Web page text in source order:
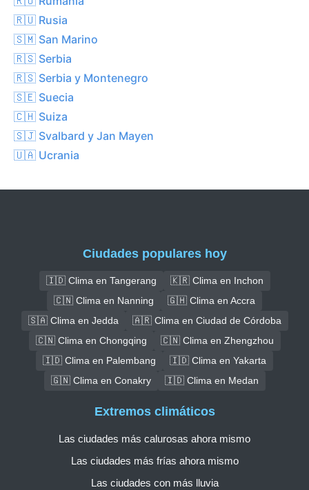
🇷🇺 Rusia
🇸🇲 San Marino
🇷🇸 Serbia
🇷🇸 Serbia y Montenegro
🇸🇪 Suecia
🇨🇭 Suiza
🇸🇯 Svalbard y Jan Mayen
🇺🇦 Ucrania
Ciudades populares hoy
🇮🇩 Clima en Tangerang
🇰🇷 Clima en Inchon
🇨🇳 Clima en Nanning
🇬🇭 Clima en Accra
🇸🇦 Clima en Jedda
🇦🇷 Clima en Ciudad de Córdoba
🇨🇳 Clima en Chongqing
🇨🇳 Clima en Zhengzhou
🇮🇩 Clima en Palembang
🇮🇩 Clima en Yakarta
🇬🇳 Clima en Conakry
🇮🇩 Clima en Medan
Extremos climáticos
Las ciudades más calurosas ahora mismo
Las ciudades más frías ahora mismo
Las ciudades con más lluvia